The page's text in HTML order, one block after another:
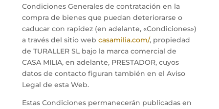
Condiciones Generales de contratación en la
compra de bienes que puedan deteriorarse o
caducar con rapidez (en adelante, «Condiciones»)
a través del sitio web casamilia.com/, propiedad
de TURALLER SL bajo la marca comercial de
CASA MILIA, en adelante, PRESTADOR, cuyos
datos de contacto figuran también en el Aviso
Legal de esta Web.
Estas Condiciones permanecerán publicadas en